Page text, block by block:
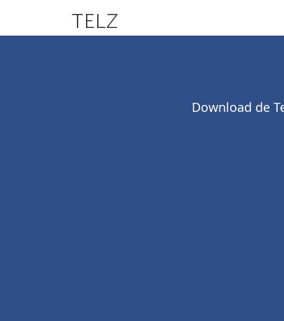
TELZ
Download de